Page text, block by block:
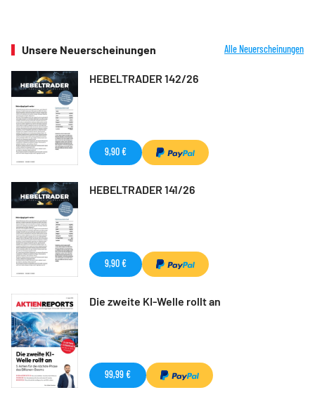
Unsere Neuerscheinungen Alle Neuerscheinungen
HEBELTRADER 142/26
9,90 €
HEBELTRADER 141/26
9,90 €
Die zweite KI-Welle rollt an
99,99 €